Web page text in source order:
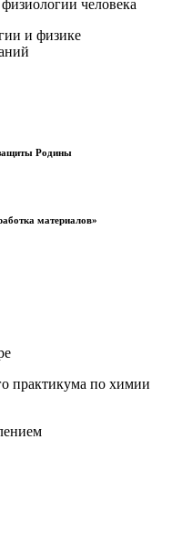
человека
и физике
защиты Родины
материалов»
практикума по химии